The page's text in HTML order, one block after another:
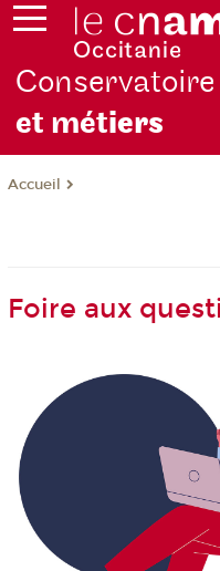
et métiers
Accueil
Foire aux